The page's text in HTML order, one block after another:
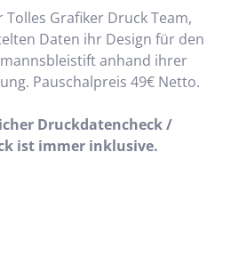
Grafiker Druck Team,
Daten ihr Design für den
anhand ihrer
Pauschalpreis 49€ Netto.
Druckdatencheck /
ist immer inklusive.